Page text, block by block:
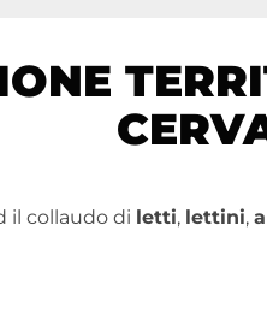
il collaudo di letti, lettini,